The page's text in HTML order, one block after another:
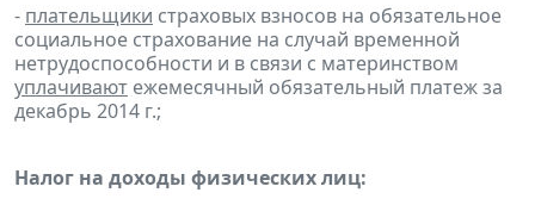
- плательщики страховых взносов на обязательное
социальное страхование на случай временной
нетрудоспособности и в связи с материнством
уплачивают ежемесячный обязательный платеж за
декабрь 2014 г.;
Налог на доходы физических лиц: